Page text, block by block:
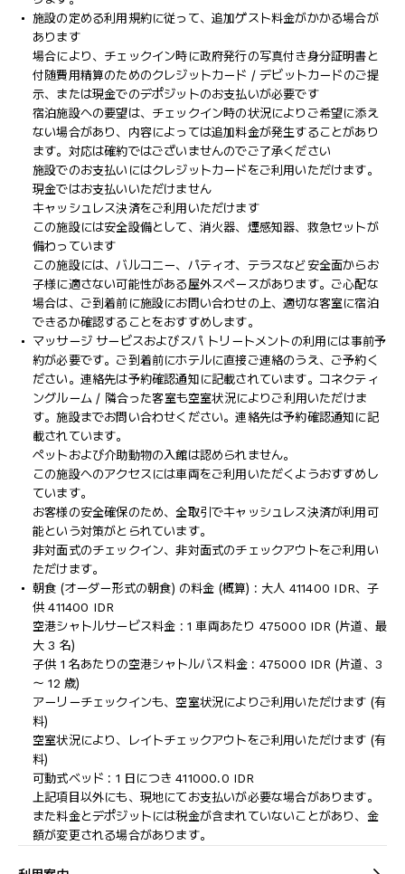
施設の定める利用規約に従って、追加ゲスト料金がかかる場合が
あります
場合により、チェックイン時に政府発行の写真付き身分証明書と
付随費用精算のためのクレジットカード / デビットカードのご提
示、または現金でのデポジットのお支払いが必要です
宿泊施設への要望は、チェックイン時の状況によりご希望に添え
ない場合があり、内容によっては追加料金が発生することがあり
ます。対応は確約ではございませんのでご了承ください
施設でのお支払いにはクレジットカードをご利用いただけます。
現金ではお支払いいただけません
キャッシュレス決済をご利用いただけます
この施設には安全設備として、消火器、煙感知器、救急セットが
備わっています
この施設には、バルコニー、パティオ、テラスなど安全面からお
子様に適さない可能性がある屋外スペースがあります。ご心配な
場合は、ご到着前に施設にお問い合わせの上、適切な客室に宿泊
できるか確認することをおすすめします。
マッサージ サービスおよびスパ トリートメントの利用には事前予
約が必要です。ご到着前にホテルに直接ご連絡のうえ、ご予約く
ださい。連絡先は予約確認通知に記載されています。コネクティ
ングルーム / 隣合った客室も空室状況によりご利用いただけま
す。施設までお問い合わせください。連絡先は予約確認通知に記
載されています。
ペットおよび介助動物の入館は認められません。
この施設へのアクセスには車両をご利用いただくようおすすめし
ています。
お客様の安全確保のため、全取引でキャッシュレス決済が利用可
能という対策がとられています。
非対面式のチェックイン、非対面式のチェックアウトをご利用い
ただけます。
朝食 (オーダー形式の朝食) の料金 (概算) : 大人 411400 IDR、子
供 411400 IDR
空港シャトルサービス料金 : 1 車両あたり 475000 IDR (片道、最
大 3 名)
子供 1 名あたりの空港シャトルバス料金 : 475000 IDR (片道、3
～ 12 歳)
アーリーチェックインも、空室状況によりご利用いただけます (有
料)
空室状況により、レイトチェックアウトをご利用いただけます (有
料)
可動式ベッド : 1 日につき 411000.0 IDR
上記項目以外にも、現地にてお支払いが必要な場合があります。
また料金とデポジットには税金が含まれていないことがあり、金
額が変更される場合があります。